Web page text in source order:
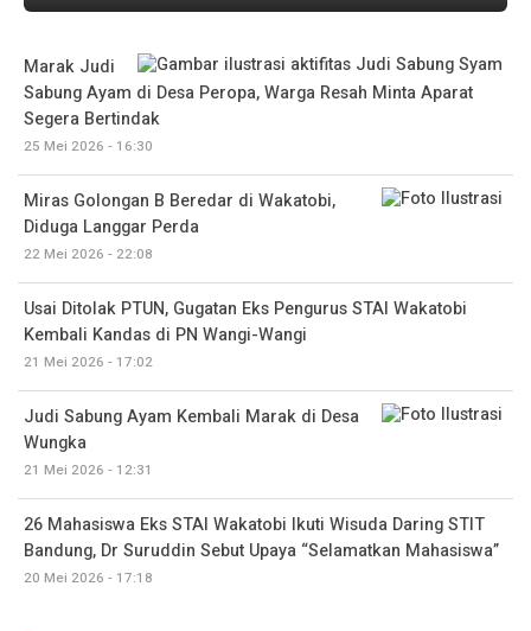
Marak Judi
Sabung Ayam di Desa Peropa, Warga Resah Minta Aparat
Segera Bertindak
25 Mei 2026 - 16:30
Miras Golongan B Beredar di Wakatobi,
Diduga Langgar Perda
22 Mei 2026 - 22:08
Usai Ditolak PTUN, Gugatan Eks Pengurus STAI Wakatobi
Kembali Kandas di PN Wangi-Wangi
21 Mei 2026 - 17:02
Judi Sabung Ayam Kembali Marak di Desa
Wungka
21 Mei 2026 - 12:31
26 Mahasiswa Eks STAI Wakatobi Ikuti Wisuda Daring STIT
Bandung, Dr Suruddin Sebut Upaya “Selamatkan Mahasiswa”
20 Mei 2026 - 17:18